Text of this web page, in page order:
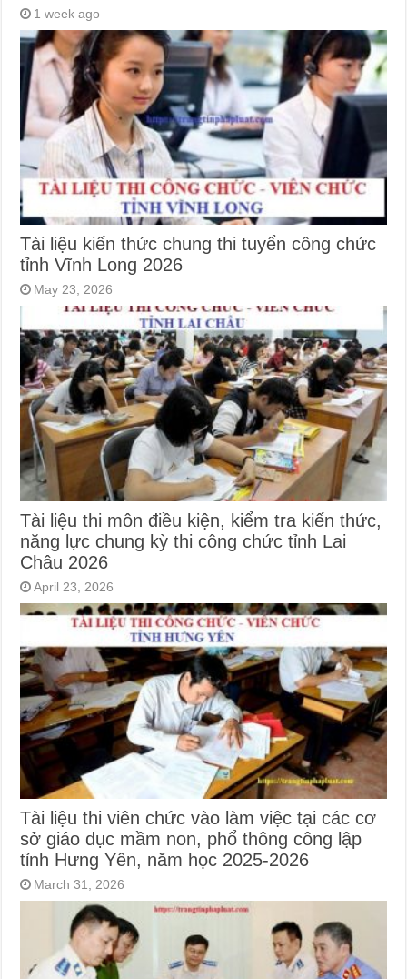
1 week ago
Tài liệu kiến thức chung thi tuyển công chức
tỉnh Vĩnh Long 2026
May 23, 2026
Tài liệu thi môn điều kiện, kiểm tra kiến thức,
năng lực chung kỳ thi công chức tỉnh Lai
Châu 2026
April 23, 2026
Tài liệu thi viên chức vào làm việc tại các cơ
sở giáo dục mầm non, phổ thông công lập
tỉnh Hưng Yên, năm học 2025-2026
March 31, 2026